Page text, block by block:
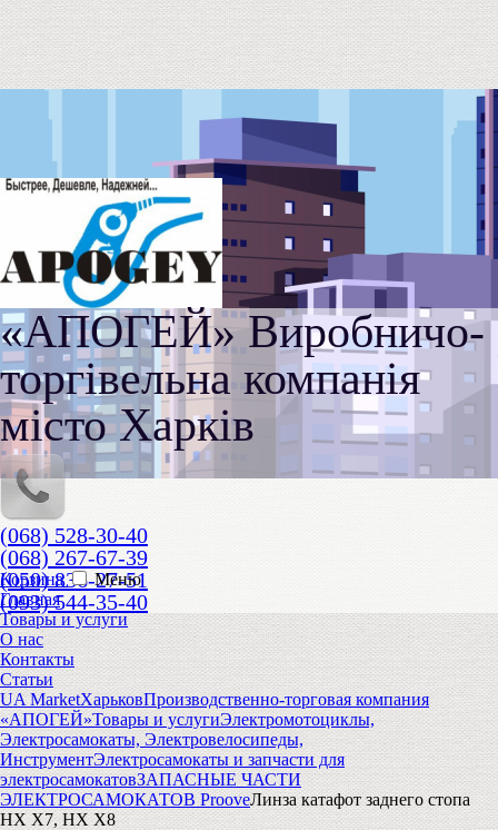
«АПОГЕЙ» Виробничо-
торгівельна компанія
місто Харків
(068) 528-30-40
(068) 267-67-39
(050) 836-27-51
(093) 544-35-40
Корзина
Меню
Главная
Товары и услуги
О нас
Контакты
Статьи
UA MarketХарьковПроизводственно-торговая компания
«АПОГЕЙ»Товары и услугиЭлектромотоциклы,
Электросамокаты, Электровелосипеды,
ИнструментЭлектросамокаты и запчасти для
электросамокатовЗАПАСНЫЕ ЧАСТИ
ЭЛЕКТРОСАМОКАТОВ ProoveЛинза катафот заднего стопа
HX X7, HX X8